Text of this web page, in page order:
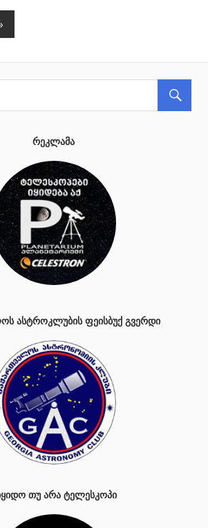
ᲠᲔᲙᲚᲐᲛᲐ
ᲐᲡᲢᲠᲝᲙᲚᲣᲑᲘᲡ ᲤᲔᲘᲡᲑᲣᲥ ᲒᲕᲔᲠᲓᲘ
ᲗᲣ ᲐᲠᲐ ᲢᲔᲚᲔᲡᲙᲝᲞᲘ